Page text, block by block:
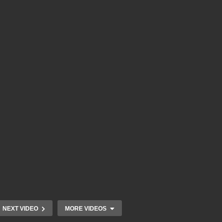
NEXT VIDEO MORE VIDEOS